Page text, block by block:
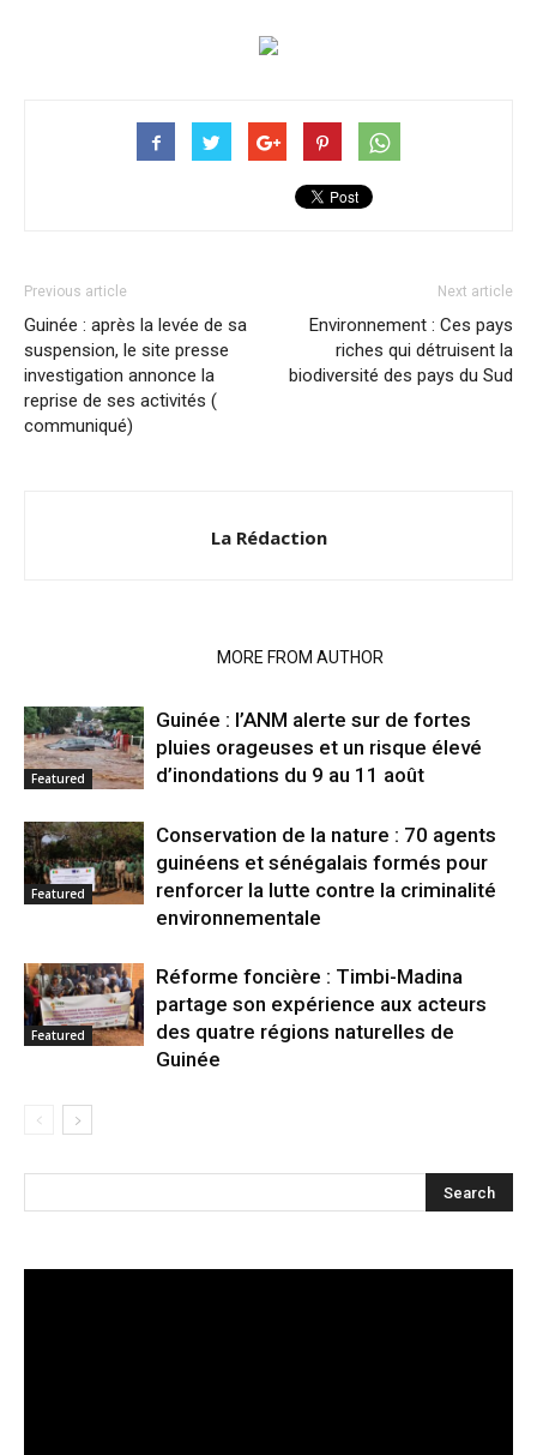
Previous article
Guinée : après la levée de sa
suspension, le site presse
investigation annonce la
reprise de ses activités (
communiqué)
Next article
Environnement : Ces pays
riches qui détruisent la
biodiversité des pays du Sud
La Rédaction
MORE FROM AUTHOR
Featured
Guinée : l’ANM alerte sur de fortes
pluies orageuses et un risque élevé
d’inondations du 9 au 11 août
Featured
Conservation de la nature : 70 agents
guinéens et sénégalais formés pour
renforcer la lutte contre la criminalité
environnementale
Featured
Réforme foncière : Timbi-Madina
partage son expérience aux acteurs
des quatre régions naturelles de
Guinée